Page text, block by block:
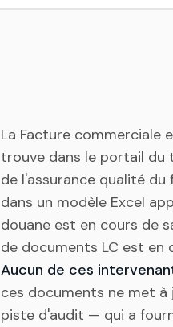
La Facture commerciale
trouve dans le portail du
de l'assurance qualité
dans un modèle Excel
douane est en cours de
de documents LC est en
Aucun de ces
ces documents ne met à
piste d'audit — qui a